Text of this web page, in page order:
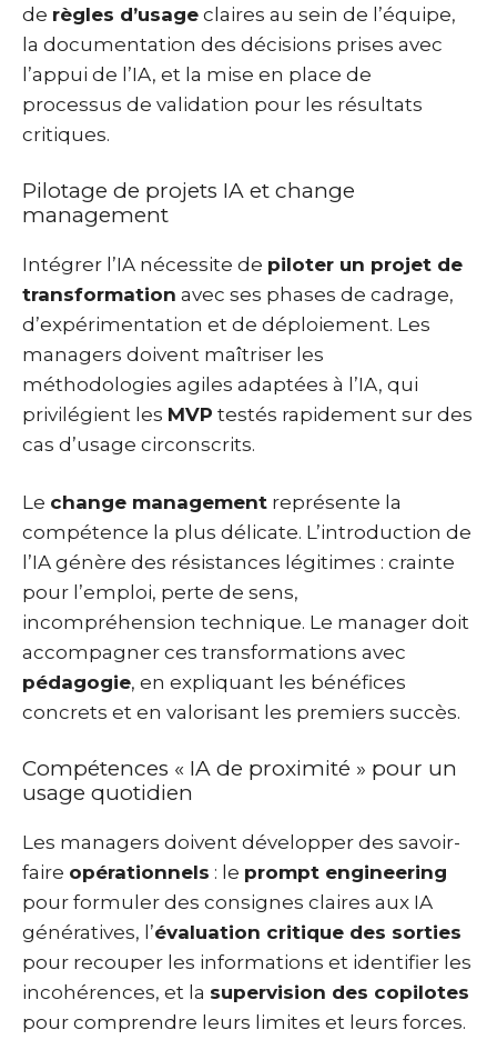
de règles d’usage claires au sein de l’équipe,
la documentation des décisions prises avec
l’appui de l’IA, et la mise en place de
processus de validation pour les résultats
critiques.
Pilotage de projets IA et change
management
Intégrer l’IA nécessite de piloter un projet de
transformation avec ses phases de cadrage,
d’expérimentation et de déploiement. Les
managers doivent maîtriser les
méthodologies agiles adaptées à l’IA, qui
privilégient les MVP testés rapidement sur des
cas d’usage circonscrits.
Le change management représente la
compétence la plus délicate. L’introduction de
l’IA génère des résistances légitimes : crainte
pour l’emploi, perte de sens,
incompréhension technique. Le manager doit
accompagner ces transformations avec
pédagogie, en expliquant les bénéfices
concrets et en valorisant les premiers succès.
Compétences « IA de proximité » pour un
usage quotidien
Les managers doivent développer des savoir-
faire opérationnels : le prompt engineering
pour formuler des consignes claires aux IA
génératives, l’évaluation critique des sorties
pour recouper les informations et identifier les
incohérences, et la supervision des copilotes
pour comprendre leurs limites et leurs forces.